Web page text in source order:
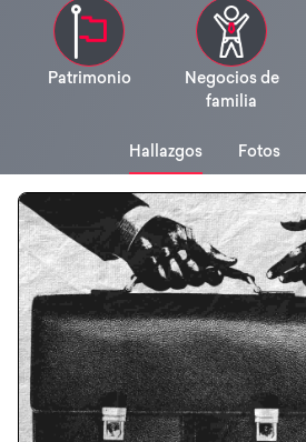
Patrimonio
Negocios de
familia
Hallazgos Fotos